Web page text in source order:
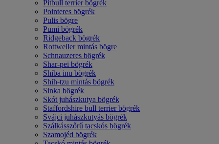
Pitbull terrier bögrék
Pointeres bögrék
Pulis bögre
Pumi bögrék
Ridgeback bögrék
Rottweiler mintás bögre
Schnauzeres bögrék
Shar-pei bögrék
Shiba inu bögrék
Shih-tzu mintás bögrék
Sinka bögrék
Skót juhászkutya bögrék
Staffordshire bull terrier bögrék
Svájci juhászkutyás bögrék
Szálkásszőrű tacskós bögrék
Szamojéd bögrék